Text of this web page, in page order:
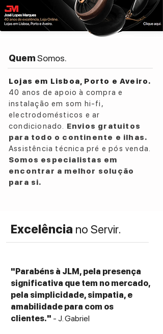
Potência da saída:2 x 40W (8 Ohm) / 2 x
80W (4 Ohm)
Entradas analógicas: 2 x RCA
Serviços de streaming:
Ready, Spotify Connect
Airplay: Sim
Bluetooth: Sim
DLNA: Sim
Rede: RJ-45 / Wi-Fi
Dimensões: 60 x 214 x 315 mm
Peso: 2,2 Kg
QuemSomos.
Lojas em Lisboa, Porto e Aveiro.
40 anos de apoio à compra e
instalação em som hi-fi,
electrodomésticos e ar
condicionado. Envios gratuitos
para todo o continente e ilhas.
Assistência técnica pré e pós venda.
Somos especialistas em
encontrar a melhor solução
para si.
Excelência no Servir.
"Parabéns à JLM, pela presença
significativa que tem no mercado,
pela simplicidade, simpatia, e
amabilidade para com os
clientes." - J. Gabriel